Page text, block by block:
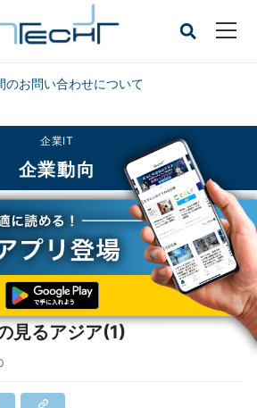
のお問い合わせについて
CLOSE
企業IT
企業動向
向 ジョセフ・ナイの見るアジア(1)
見るアジア(1)